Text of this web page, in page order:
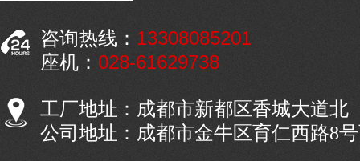
咨询热线： 13308085201
座机： 028-61629738
工厂地址：成都市新都区香城大道北
公司地址：成都市金牛区育仁西路8